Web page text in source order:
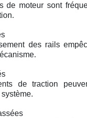
de moteur sont
des rails
de traction